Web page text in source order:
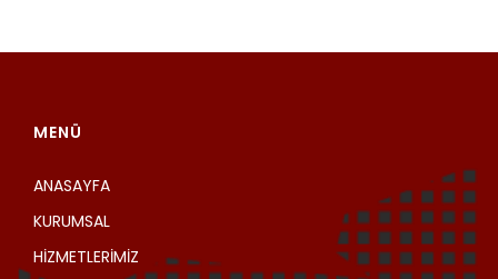
MENÜ
ANASAYFA
KURUMSAL
HİZMETLERİMİZ